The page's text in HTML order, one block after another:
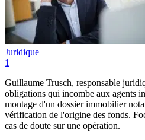
Juridique
1
Guillaume Trusch, responsable
obligations qui incombe aux agents
montage d'un dossier immobilier
vérification de l'origine des fonds.
cas de doute sur une opération.